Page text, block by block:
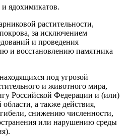
ядохимикатов.
растительности,
за исключением
и проведения
и восстановлению памятника
под угрозой
и животного мира,
Российской Федерации и (или)
а также действия,
снижению численности,
или нарушению среды